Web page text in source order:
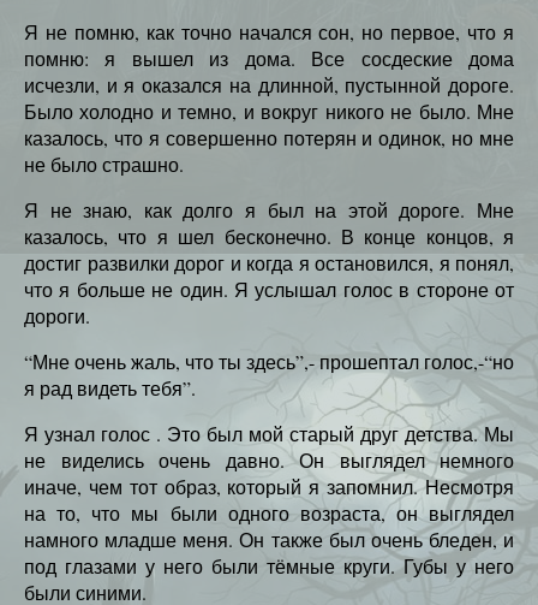
Я не помню, как точно начался сон, но первое, что я
помню: я вышел из дома. Все сосдеские дома
исчезли, и я оказался на длинной, пустынной дороге.
Было холодно и темно, и вокруг никого не было. Мне
казалось, что я совершенно потерян и одинок, но мне
не было страшно.
Я не знаю, как долго я был на этой дороге. Мне
казалось, что я шел бесконечно. В конце концов, я
достиг развилки дорог и когда я остановился, я понял,
что я больше не один. Я услышал голос в стороне от
дороги.
“Мне очень жаль, что ты здесь”,- прошептал голос,-“но
я рад видеть тебя”.
Я узнал голос . Это был мой старый друг детства. Мы
не виделись очень давно. Он выглядел немного
иначе, чем тот образ, который я запомнил. Несмотря
на то, что мы были одного возраста, он выглядел
намного младше меня. Он также был очень бледен, и
под глазами у него были тёмные круги. Губы у него
были синими.